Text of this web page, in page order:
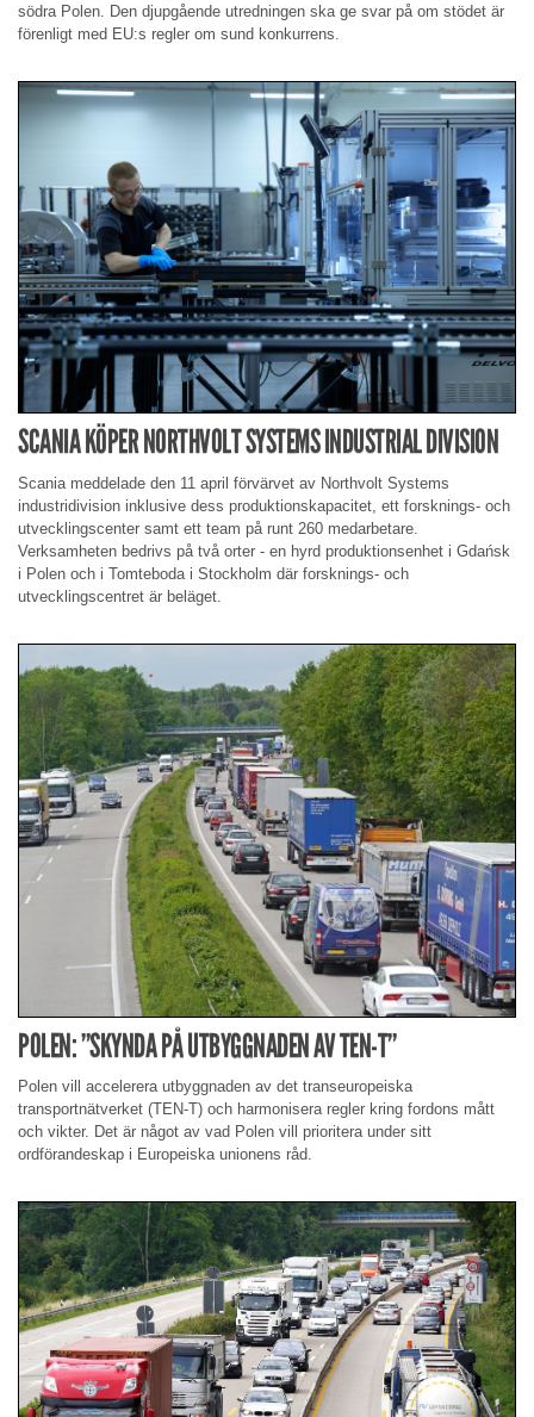
södra Polen. Den djupgående utredningen ska ge svar på om stödet är
förenligt med EU:s regler om sund konkurrens.
SCANIA KÖPER NORTHVOLT SYSTEMS INDUSTRIAL DIVISION
Scania meddelade den 11 april förvärvet av Northvolt Systems
industridivision inklusive dess produktionskapacitet, ett forsknings- och
utvecklingscenter samt ett team på runt 260 medarbetare.
Verksamheten bedrivs på två orter - en hyrd produktionsenhet i Gdańsk
i Polen och i Tomteboda i Stockholm där forsknings- och
utvecklingscentret är beläget.
POLEN: ”SKYNDA PÅ UTBYGGNADEN AV TEN-T”
Polen vill accelerera utbyggnaden av det transeuropeiska
transportnätverket (TEN-T) och harmonisera regler kring fordons mått
och vikter. Det är något av vad Polen vill prioritera under sitt
ordförandeskap i Europeiska unionens råd.